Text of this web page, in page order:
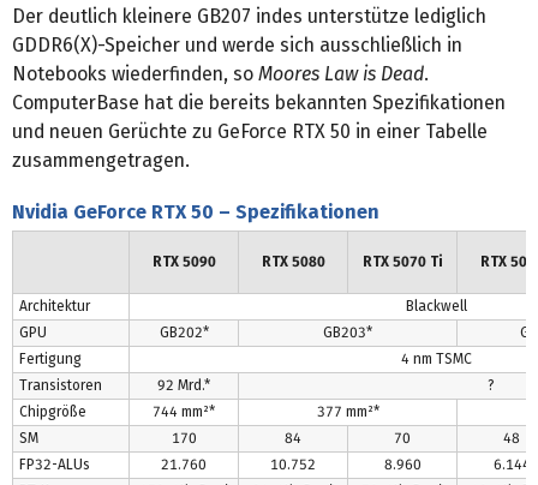
Der deutlich kleinere GB207 indes unterstütze lediglich
GDDR6(X)-Speicher und werde sich ausschließlich in
Notebooks wiederfinden, so Moores Law is Dead.
ComputerBase hat die bereits bekannten Spezifikationen
und neuen Gerüchte zu GeForce RTX 50 in einer Tabelle
zusammengetragen.
Nvidia GeForce RTX 50 – Spezifikationen
RTX 5090 RTX 5080 RTX 5070 Ti RTX
Architektur
Blackwell
GPU
GB202* GB203*
Fertigung
4 nm TSMC
Transistoren
92 Mrd.*
?
Chipgröße
744 mm²*
377 mm²*
SM
170 84 70
48
FP32-ALUs
21.760 10.752 8.960
6.144